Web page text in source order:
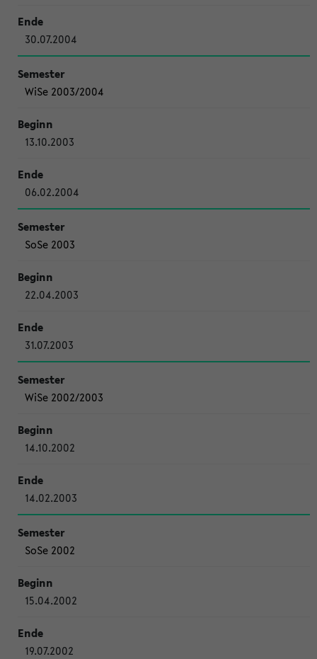
30.07.2004
WiSe 2003/2004
13.10.2003
06.02.2004
SoSe 2003
22.04.2003
31.07.2003
WiSe 2002/2003
14.10.2002
14.02.2003
SoSe 2002
15.04.2002
19.07.2002